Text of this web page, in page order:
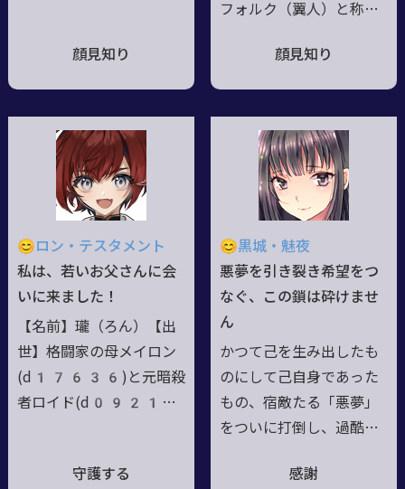
しく社交的で楽しそうに
笑みを浮かべているが、
過激なサディスト。そし
て大胆不敵かつ負けず嫌
いな自信家だ。快楽主義
者だが彼女の場合は『快
楽殺人』で危険な為に注
意が必要。 長いプラチ
ナブロンドの髪を靡か
顔見知り
フォルク（翼人）と称す
雷撃を乱射し、斧槍と蹴
りを容赦なく叩き込んで
外には表向きセメント入
った慇懃系淑女ながら、
根っからの世話焼き気質
のためお人好しで色々と
甘い部分も多い様子●無
自覚で無節操な誘い受け
気質で割とヒドい目に遭
う●歪んだ恋愛脳を拗ら
顔見知り
😊ロン・テスタメント
私は、若いお父さんに会
いに来ました！
【名前】瓏（ろん）【出
世】格闘家の母メイロン
(d17636)と元暗殺
者ロイド(d09213)
年。【性格】母に格闘を
守護する
😊黒城・魅夜
悪夢を引き裂き希望をつ
なぐ、この鎖は砕けませ
ん
かつて己を生み出したも
のにして己自身であった
もの、宿敵たる「悪夢」
をついに打倒し、過酷な
の際に生まれた不可思議
感謝